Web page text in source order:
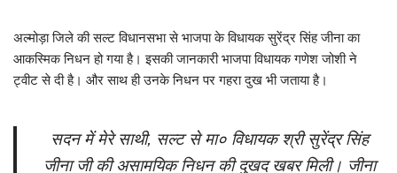
अल्मोड़ा जिले की सल्ट विधानसभा से भाजपा के विधायक सुरेंद्र सिंह जीना का
आकस्मिक निधन हो गया है। इसकी जानकारी भाजपा विधायक गणेश जोशी ने
ट्वीट से दी है। और साथ ही उनके निधन पर गहरा दुख भी जताया है।
सदन में मेरे साथी, सल्ट से मा० विधायक श्री सुरेंद्र सिंह
जीना जी की असामयिक निधन की दुखद खबर मिली। जीना